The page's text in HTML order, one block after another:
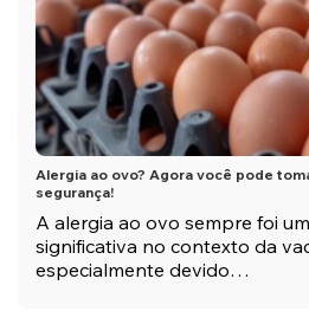
Alergia ao ovo? Agora você pode
segurança!
A alergia ao ovo sempre foi
significativa no contexto da
especialmente devido…